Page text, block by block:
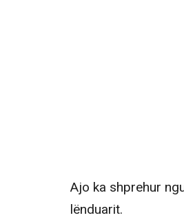
Ajo ka shprehur
lënduarit.